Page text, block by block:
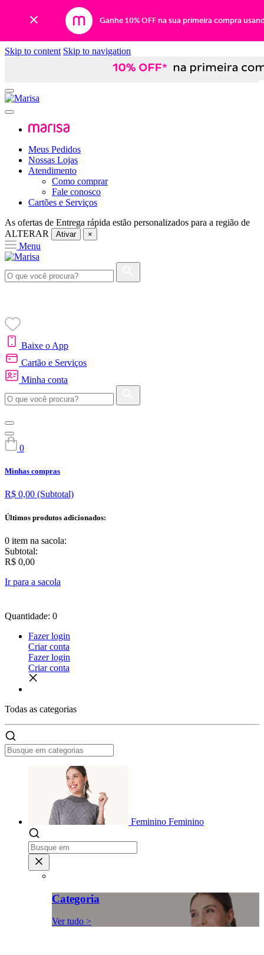
Ganhe 10% OFF na sua primeira compra
Skip to content Skip to navigation
Meus Pedidos
Nossas Lojas
Atendimento
Como comprar
Fale conosco
Cartões e Serviços
As ofertas de Entrega rápida estão personalizados para a região de
ALTERAR
Ativar ×
Menu
Baixe o App
Cartão e Serviços
Minha conta
0
Minhas compras
R$ 0,00 (Subtotal)
Últimos produtos adicionados:
0 item na sacola:
Subtotal:
R$ 0,00
Ir para a sacola
Quantidade: 0
Fazer login
Criar conta
Fazer login
Criar conta
Todas as categorias
Feminino Feminino
Categoria
Ver tudo >